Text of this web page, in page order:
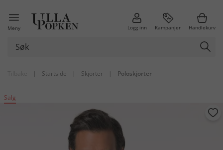
Meny Logg inn Kampanjer Handlekurv
| Startside | Skjorter | Poloskjorter
Salg